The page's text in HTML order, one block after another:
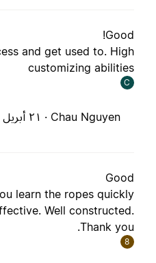
access and get used to.
customizing
Chau Nguyen · ٢١ أبريل ٢٠٢٥
you learn the ropes
effective. Well
Thank